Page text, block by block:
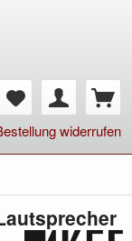
widerrufen